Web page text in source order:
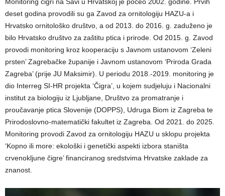
deset godina provodili su ga Zavod za ornitologiju HAZU-a i
Hrvatsko ornitološko društvo, a od 2013. do 2016. g. zaduženo je
bilo Hrvatsko društvo za zaštitu ptica i prirode. Od 2015. g. Zavod
provodi monitoring kroz kooperaciju s Javnom ustanovom ‘Zeleni
prsten’ Zagrebačke županije i Javnom ustanovom ‘Priroda Grada
Zagreba’ (prije JU Maksimir). U periodu 2018.-2019. monitoring je
dio Interreg SI-HR projekta ‘Čigra’, u kojem sudjeluju i Nacionalni
institut za biologiju iz Ljubljane, Društvo za promatranje i
proučavanje ptica Slovenije (DOPPS), Udruga Biom iz Zagreba te
Prirodoslovno-matematički fakultet iz Zagreba. Od 2021. do 2025.
Monitoring provodi Zavod za ornitologiju HAZU u sklopu projekta
‘Kopno ili more: ekološki i genetički aspekti izbora staništa
crvenokljune čigre’ financiranog sredstvima Hrvatske zaklade za
znanost.